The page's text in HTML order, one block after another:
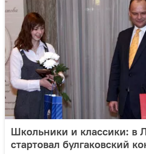
Школьники и классики: в
стартовал булгаковский